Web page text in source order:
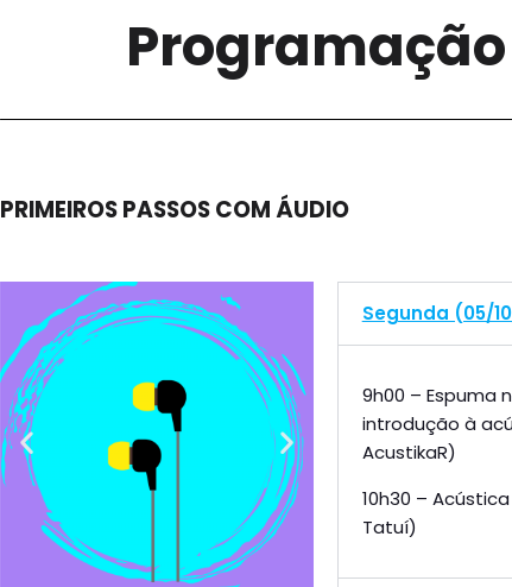
PRIMEIROS PASSOS COM ÁUDIO
Segunda (05/
9h00 – Espuma
introdução à
AcustikaR)
10h30 –
Tatuí)